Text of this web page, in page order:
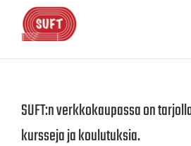
SUFT:n verkkokaupassa on
kursseja ja koulutuksia.